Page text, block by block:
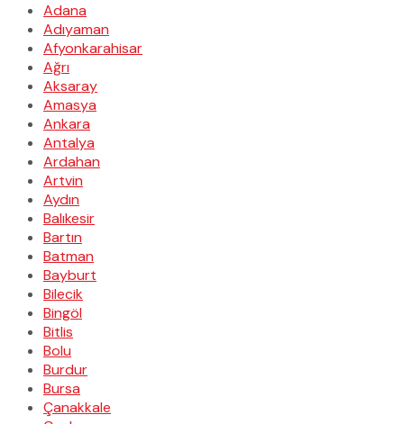
Adana
Adıyaman
Afyonkarahisar
Ağrı
Aksaray
Amasya
Ankara
Antalya
Ardahan
Artvin
Aydın
Balıkesir
Bartın
Batman
Bayburt
Bilecik
Bingöl
Bitlis
Bolu
Burdur
Bursa
Çanakkale